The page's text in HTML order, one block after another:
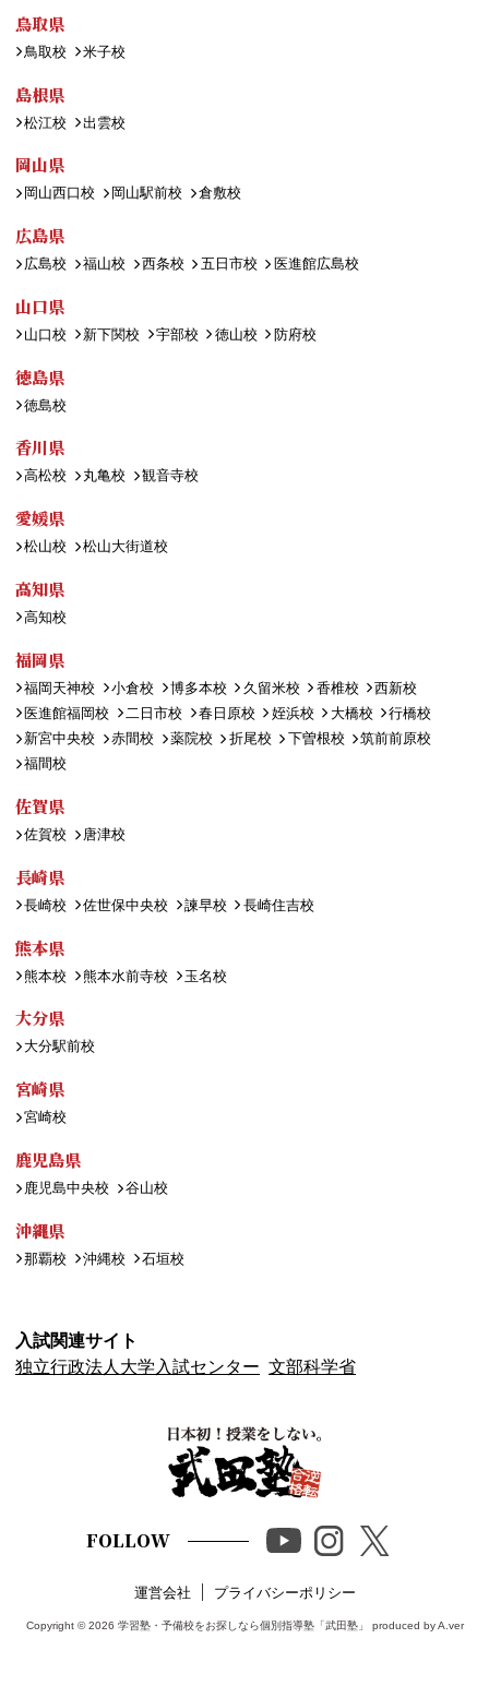
鳥取県
鳥取校 米子校
島根県
松江校 出雲校
岡山県
岡山西口校 岡山駅前校 倉敷校
広島県
広島校 福山校 西条校 五日市校 医進館広島校
山口県
山口校 新下関校 宇部校 徳山校 防府校
徳島県
徳島校
香川県
高松校 丸亀校 観音寺校
愛媛県
松山校 松山大街道校
高知県
高知校
福岡県
福岡天神校 小倉校 博多本校 久留米校 香椎校
西新校
医進館福岡校
二日市校 春日原校 姪浜校 大橋校
行橋校
新宮中央校
赤間校 薬院校 折尾校 下曽根校
筑前前原校
福間校
佐賀県
佐賀校 唐津校
長崎県
長崎校 佐世保中央校 諫早校 長崎住吉校
熊本県
熊本校 熊本水前寺校 玉名校
大分県
大分駅前校
宮崎県
宮崎校
鹿児島県
鹿児島中央校 谷山校
沖縄県
那覇校 沖縄校 石垣校
入試関連サイト
独立行政法人大学入試センター 文部科学省
FOLLOW
運営会社 プライバシーポリシー
Copyright © 2026 学習塾・予備校をお探しなら個別指導塾「武田塾」 produced by A.ver